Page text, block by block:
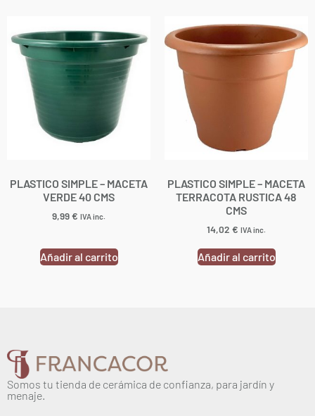
PLASTICO SIMPLE – MACETA
VERDE 40 CMS
9,99€ IVA inc.
Añadir al carrito
PLASTICO SIMPLE – MACETA
TERRACOTA RUSTICA 48
CMS
14,02 € IVA inc.
Añadir al carrito
Somos tu tienda de cerámica de confianza, para jardín y
menaje.